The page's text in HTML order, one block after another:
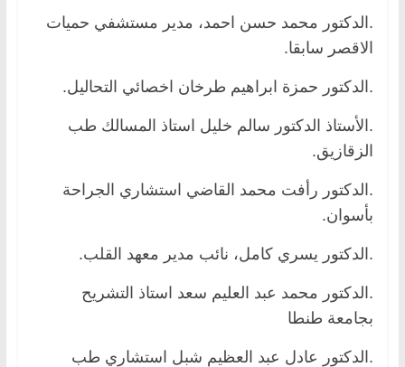
.الدكتور محمد حسن احمد، مدير مستشفي حميات
الاقصر سابقا.
.الدكتور حمزة ابراهيم طرخان اخصائي التحاليل.
.الأستاذ الدكتور سالم خليل استاذ المسالك طب
الزقازيق.
.الدكتور رأفت محمد القاضي استشاري الجراحة
بأسوان.
.الدكتور يسري كامل، نائب مدير معهد القلب.
.الدكتور محمد عبد العليم سعد استاذ التشريح
بجامعة طنطا
.الدكتور عادل عبد العظيم شبل استشاري طب